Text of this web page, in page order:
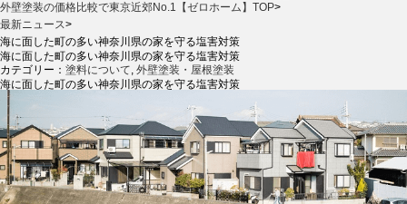
外壁塗装の価格比較で東京近郊No.1【ゼロホーム】TOP>
最新ニュース>
海に面した町の多い神奈川県の家を守る塩害対策
海に面した町の多い神奈川県の家を守る塩害対策
カテゴリー： 塗料について, 外壁塗装・屋根塗装
海に面した町の多い神奈川県の家を守る塩害対策